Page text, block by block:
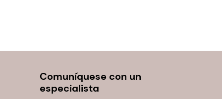
Comuníquese con un
especialista